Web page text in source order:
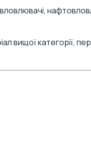
вищої категорії,